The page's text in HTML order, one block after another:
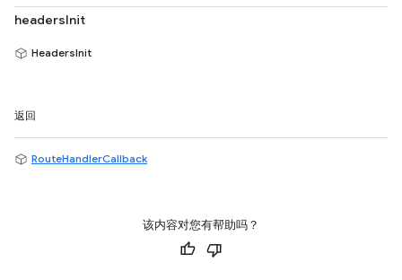
headersInit
HeadersInit
返回
RouteHandlerCallback
该内容对您有帮助吗？